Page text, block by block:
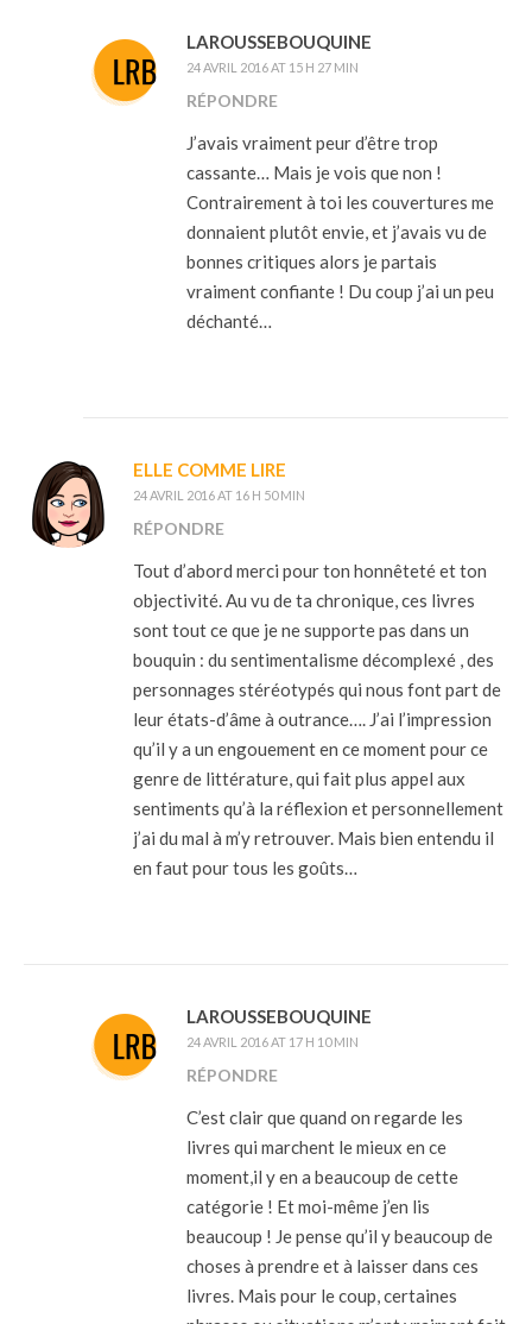
LAROUSSEBOUQUINE
24 AVRIL 2016 AT 15 H 27 MIN
RÉPONDRE
J’avais vraiment peur d’être trop
cassante… Mais je vois que non !
Contrairement à toi les couvertures me
donnaient plutôt envie, et j’avais vu de
bonnes critiques alors je partais
vraiment confiante ! Du coup j’ai un peu
déchanté…
ELLE COMME LIRE
24 AVRIL 2016 AT 16 H 50 MIN
RÉPONDRE
Tout d’abord merci pour ton honnêteté et ton
objectivité. Au vu de ta chronique, ces livres
sont tout ce que je ne supporte pas dans un
bouquin : du sentimentalisme décomplexé , des
personnages stéréotypés qui nous font part de
leur états-d’âme à outrance…. J’ai l’impression
qu’il y a un engouement en ce moment pour ce
genre de littérature, qui fait plus appel aux
sentiments qu’à la réflexion et personnellement
j’ai du mal à m’y retrouver. Mais bien entendu il
en faut pour tous les goûts…
LAROUSSEBOUQUINE
24 AVRIL 2016 AT 17 H 10 MIN
RÉPONDRE
C’est clair que quand on regarde les
livres qui marchent le mieux en ce
moment,il y en a beaucoup de cette
catégorie ! Et moi-même j’en lis
beaucoup ! Je pense qu’il y beaucoup de
choses à prendre et à laisser dans ces
livres. Mais pour le coup, certaines